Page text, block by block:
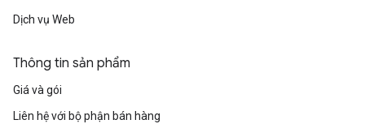
Dịch vụ Web
Thông tin sản phẩm
Giá và gói
Liên hệ với bộ phận bán hàng